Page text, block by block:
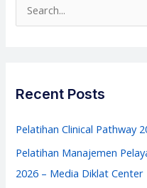
e
f
o
r
Recent Posts
Pelatihan Clinical Pathway
Pelatihan Manajemen
2026 – Media Diklat Center